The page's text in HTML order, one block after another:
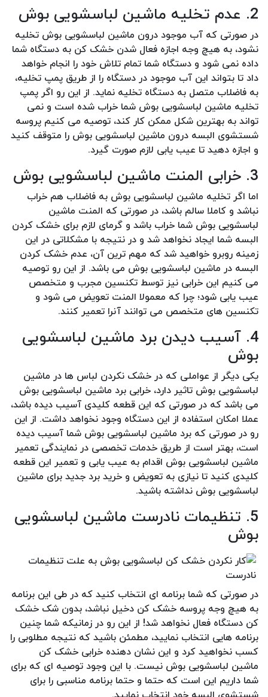
2. عدم تخلیه ماشین لباسشویی بوش
در صورتی که آب موجود درون ماشین لباسشویی بوش تخلیه
نشود، به هیچ وجه اجازه فعال شدن خشک کن به دستگاه شما
داده نمی شود و دستگاه شما تمام تلاش خود را انجام خواهد
داد تا بتواند این آب موجود در دستگاه را از طریق پمپ تخلیه،
به فاضلاب متصل به دستگاه تخلیه نماید. از این رو اگر پمپ
تخلیه ماشین لباسشویی بوش شما خراب شده است و نمی
تواند به بهترین شکل ممکن کار کند، توصیه می کنیم پروسه
شستشوی البسه درون ماشین لباسشویی بوش را متوقف کنید
و اجازه دهید تا عیب یابی لازم صورت گیرد.
3. خرابی المنت ماشین لباسشویی بوش
اما اگر تخلیه ماشین لباسشویی بوش به فاضلاب هم خراب
نباشد و کاملا سالم باشد، در صورتی که المنت ماشین
لباسشویی بوش شما خراب باشد و گرمای لازم برای خشک کردن
البسه شما ایجاد نخواهد شد و در نتیجه با مشکلاتی در این
زمینه روبرو خواهید شد که مهم ترین آن، عدم خشک کردن
البسه در ماشین لباسشویی بوش می باشد. از این رو توصیه
می کنیم این خرابی نیز توسط تکنسین مجرب و متخصص
عیب یابی شود؛ چرا که معمولا المنت تعویض می شود و
تکنسین های متخصص می توانند آنرا تعمیر کنند.
4. آسیب دیدن برد ماشین لباسشویی
بوش
یکی دیگر از عواملی که در خشک نکردن لباس ها در ماشین
لباسشویی بوش تاثیر دارد، خرابی برد ماشین لباسشویی بوش
می باشد که در صورتی که این قطعه کلیدی آسیب دیده باشد،
عملا امکان استفاده از این دستگاه وجود نخواهد داشت. از این
رو در صورتی که برد ماشین لباسشویی بوش شما آسیب دیده
است، بهتر است از طریق خدمات تخصصی در نمایندگی تعمیر
ماشین لباسشویی بوش اقدام به عیب یابی و تعمیر این قطعه
کلیدی کنید تا نیازی به تعویض و خرید برد جدید برای ماشین
لباسشویی بوش نداشته باشید.
5. تنظیمات نادرست ماشین لباسشویی
بوش
در صورتی که شما برنامه ای انتخاب کنید که در طی این برنامه
به هیچ وجه پروسه خشک کن دخیل نباشد، بدون شک خشک
کن دستگاه فعال نخواهد شد! از این رو در زمانیکه شما چنین
برنامه هایی انتخاب نمایید، مطمئن باشید که نتیجه مطلوبی را
کسب نخواهید کرد و این نشان دهنده خرابی خشک کن
ماشین لباسشویی بوش نیست. با این وجود توصیه ای که برای
شما داریم این است که حتما و حتما برنامه مناسبی را برای